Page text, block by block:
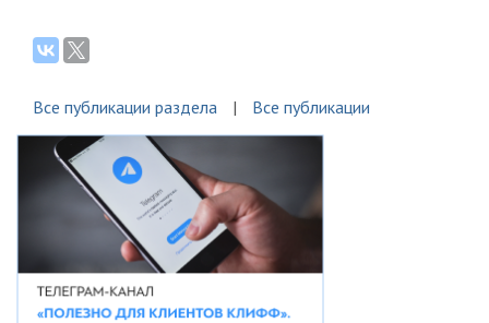
Все публикации раздела Все публикации